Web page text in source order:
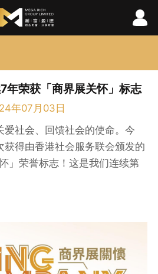
年荣获「商界展关怀」标志
年07月03日
爱社会、回馈社会的使命。今
获得由香港社会服务联会颁发的
」荣誉标志！这是我们连续第